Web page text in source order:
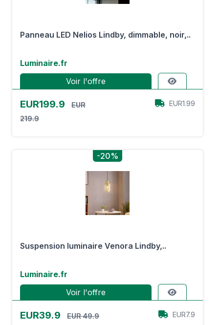
Panneau LED Nelios Lindby, dimmable, noir,..
Luminaire.fr
Voir l'offre
EUR199.9
EUR
219.9
EUR1.99
-20%
Suspension luminaire Venora Lindby,..
Luminaire.fr
Voir l'offre
EUR39.9 EUR 49.9 EUR7.9